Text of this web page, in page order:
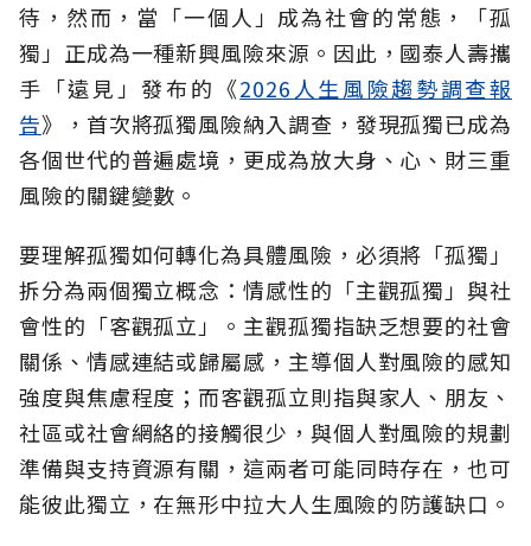
待，然而，當「一個人」成為社會的常態，「孤
獨」正成為一種新興風險來源。因此，國泰人壽攜
手「遠見」發布的《2026人生風險趨勢調查報
告》，首次將孤獨風險納入調查，發現孤獨已成為
各個世代的普遍處境，更成為放大身、心、財三重
風險的關鍵變數。
要理解孤獨如何轉化為具體風險，必須將「孤獨」
拆分為兩個獨立概念：情感性的「主觀孤獨」與社
會性的「客觀孤立」。主觀孤獨指缺乏想要的社會
關係、情感連結或歸屬感，主導個人對風險的感知
強度與焦慮程度；而客觀孤立則指與家人、朋友、
社區或社會網絡的接觸很少，與個人對風險的規劃
準備與支持資源有關，這兩者可能同時存在，也可
能彼此獨立，在無形中拉大人生風險的防護缺口。